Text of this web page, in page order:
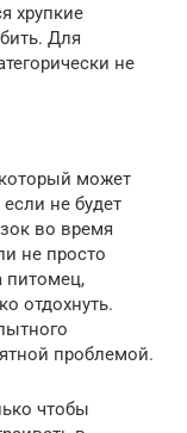
хрупкие
Для
не
может
не будет
во время
не просто
питомец,
отдохнуть.
проблемой.
чтобы